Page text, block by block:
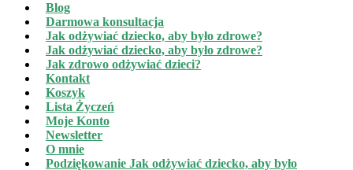
Blog
Darmowa konsultacja
Jak odżywiać dziecko, aby było zdrowe?
Jak odżywiać dziecko, aby było zdrowe?
Jak zdrowo odżywiać dzieci?
Kontakt
Koszyk
Lista Życzeń
Moje Konto
Newsletter
O mnie
Podziękowanie Jak odżywiać dziecko, aby było